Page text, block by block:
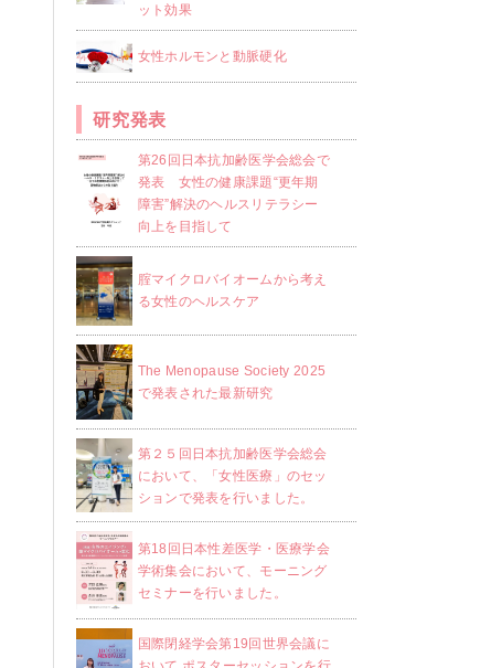
ット効果
女性ホルモンと動脈硬化
研究発表
第26回日本抗加齢医学会総会で
発表 女性の健康課題“更年期
障害”解決のヘルスリテラシー
向上を目指して
腟マイクロバイオームから考え
る女性のヘルスケア
The Menopause Society 2025
で発表された最新研究
第２５回日本抗加齢医学会総会
において、「女性医療」のセッ
ションで発表を行いました。
第18回日本性差医学・医療学会
学術集会において、モーニング
セミナーを行いました。
国際閉経学会第19回世界会議に